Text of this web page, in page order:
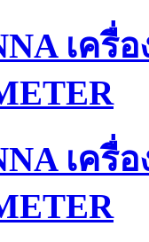
เค
เค